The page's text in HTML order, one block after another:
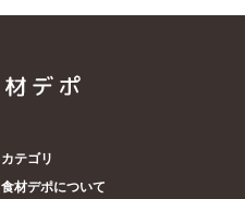
カテゴリ
食材デポについて